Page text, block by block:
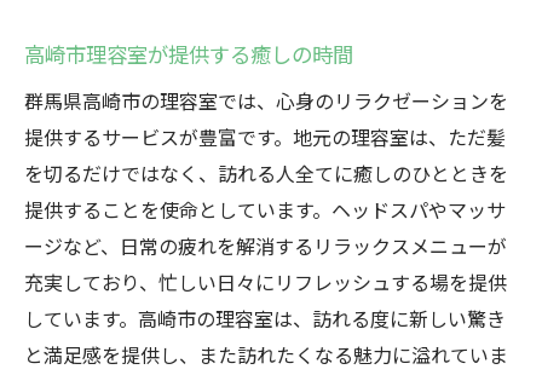
高崎市理容室が提供する癒しの時間
群馬県高崎市の理容室では、心身のリラクゼーションを
提供するサービスが豊富です。地元の理容室は、ただ髪
を切るだけではなく、訪れる人全てに癒しのひとときを
提供することを使命としています。ヘッドスパやマッサ
ージなど、日常の疲れを解消するリラックスメニューが
充実しており、忙しい日々にリフレッシュする場を提供
しています。高崎市の理容室は、訪れる度に新しい驚き
と満足感を提供し、また訪れたくなる魅力に溢れていま